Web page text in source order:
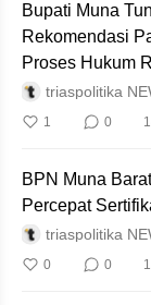
Bupati Muna
Rekomendasi
Proses Hukum
triaspolitika
1 0
BPN Muna
Percepat
triaspolitika
0 0